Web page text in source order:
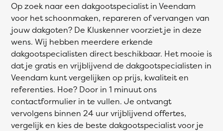
Op zoek naar een dakgootspecialist in Veendam
voor het schoonmaken, repareren of vervangen van
jouw dakgoten? De Kluskenner voorziet je in deze
wens. Wij hebben meerdere erkende
dakgootspecialisten direct beschikbaar. Het mooie is
dat je gratis en vrijblijvend de dakgootspecialisten in
Veendam kunt vergelijken op prijs, kwaliteit en
referenties. Hoe? Door in 1 minuut ons
contactformulier in te vullen. Je ontvangt
vervolgens binnen 24 uur vrijblijvend offertes,
vergelijk en kies de beste dakgootspecialist voor je